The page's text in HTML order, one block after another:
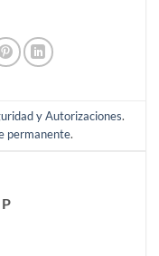
y Autorizaciones.
permanente.